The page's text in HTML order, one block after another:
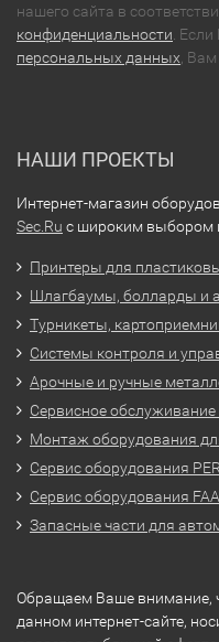
нашего сайта в
конфиденциальности .
персональных данных ,
НАШИ ПРОЕКТЫ
Интернет-магазин
Sec.Ru с широким выбором
Принтеры для
Шлагбаумы, болларды и
Турникеты,
Системы контроля и
Арочные и ручные
Сервисное
Монтаж оборудования
Сервис оборудования
Сервис оборудования
Запасные части для
Обращаем Ваше внимание,
данном интернет-сайте,